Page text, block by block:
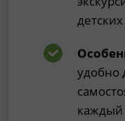
удобно
каждый